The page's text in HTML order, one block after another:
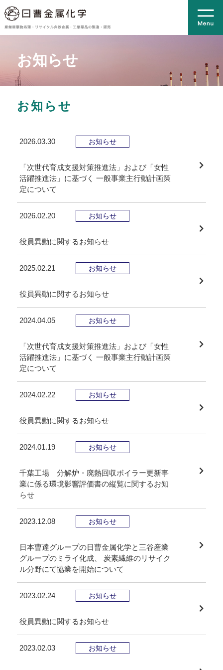
お知らせ
お知らせ
2026.03.30 お知らせ
「次世代育成支援対策推進法」および「女性
活躍推進法」に基づく 一般事業主行動計画策
定について
2026.02.20 お知らせ
役員異動に関するお知らせ
2025.02.21 お知らせ
役員異動に関するお知らせ
2024.04.05 お知らせ
「次世代育成支援対策推進法」および「女性
活躍推進法」に基づく 一般事業主行動計画策
定について
2024.02.22 お知らせ
役員異動に関するお知らせ
2024.01.19 お知らせ
千葉工場 分解炉・廃熱回収ボイラー更新事
業に係る環境影響評価書の縦覧に関するお知
らせ
2023.12.08 お知らせ
日本曹達グループの日曹金属化学と三谷産業
グループのミライ化成、 炭素繊維のリサイク
ル分野にて協業を開始について
2023.02.24 お知らせ
役員異動に関するお知らせ
2023.02.03 お知らせ